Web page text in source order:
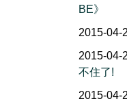
BE》
2015-04-
2015-04-
不住了!
2015-04-